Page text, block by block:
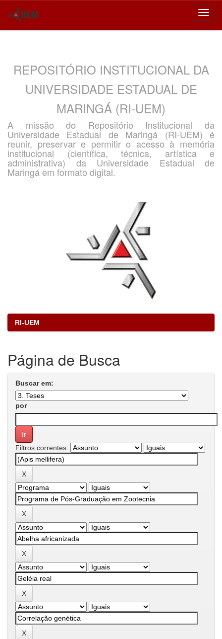
REPOSITÓRIO INSTITUCIONAL DA
UNIVERSIDADE ESTADUAL DE
MARINGÁ (RI-UEM)
A missão do Repositório Institucional da
Universidade Estadual de Maringá (RI-UEM) é
reunir, preservar e permitir o acesso à memória
institucional (científica, técnica, artística e
administrativa) da Universidade Estadual de
Maringá em formato digital.
RI-UEM
Página de Busca
Buscar em:
por
Filtros correntes: